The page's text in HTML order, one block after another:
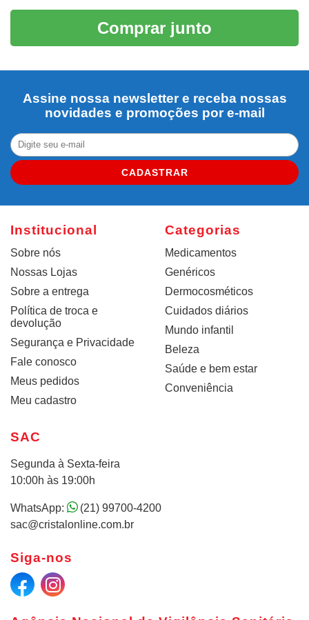
Comprar junto
Assine nossa newsletter e receba nossas
novidades e promoções por e-mail
CADASTRAR
Institucional
Sobre nós
Nossas Lojas
Sobre a entrega
Política de troca e
devolução
Segurança e Privacidade
Fale conosco
Meus pedidos
Meu cadastro
Categorias
Medicamentos
Genéricos
Dermocosméticos
Cuidados diários
Mundo infantil
Beleza
Saúde e bem estar
Conveniência
SAC
Segunda à Sexta-feira
10:00h às 19:00h
WhatsApp:
(21) 99700-4200
sac@cristalonline.com.br
Siga-nos